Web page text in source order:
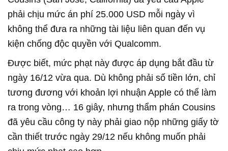
phải chịu mức án phí 25.000 USD mỗi ngày vì
không thể đưa ra những tài liệu liên quan đến vụ
kiện chống độc quyền với Qualcomm.
Được biết, mức phạt này được áp dụng bắt đầu từ
ngày 16/12 vừa qua. Dù không phải số tiền lớn, chỉ
tương đương với khoản lợi nhuận Apple có thể làm
ra trong vòng… 16 giây, nhưng thẩm phán Cousins
đã yêu cầu công ty này phải giao nộp những giấy tờ
cần thiết trước ngày 29/12 nếu không muốn phải